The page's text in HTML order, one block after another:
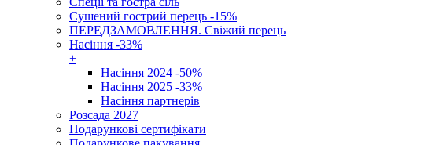
Сушений гострий перець -15%
ПЕРЕДЗАМОВЛЕННЯ. Свіжий перець
Насіння -33%
+
Насіння 2024 -50%
Насіння 2025 -33%
Насіння партнерів
Розсада 2027
Подарункові сертифікати